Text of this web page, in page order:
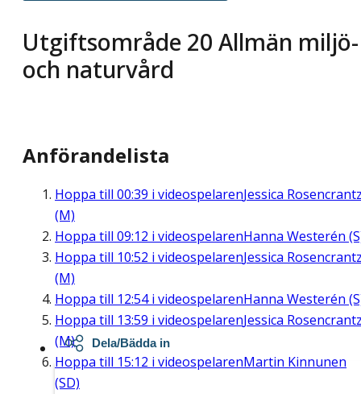
Utgiftsområde 20 Allmän miljö-
och naturvård
Anförandelista
Hoppa till 00:39 i videospelarenJessica
(M)
Hoppa till 09:12 i videospelarenHanna Westerén
Hoppa till 10:52 i videospelarenJessica
(M)
Hoppa till 12:54i videospelarenHanna Westerén
Hoppa till 13:59 i videospelarenJessica
(M)
Hoppa till 15:12 i videospelarenMartin Kinnunen
(SD)
Dela/Bädda in